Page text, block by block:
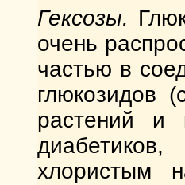
Гексозы.
очень
частью в
глюкозидов
растений и